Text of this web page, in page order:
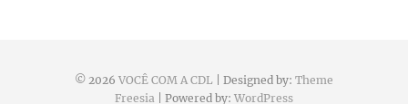
© 2026 VOCÊ COM A CDL | Designed by: Theme
Freesia | Powered by: WordPress